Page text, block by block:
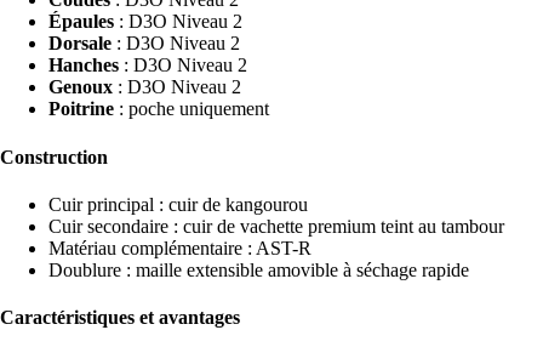
Épaules : D3O Niveau 2
Dorsale : D3O Niveau 2
Hanches : D3O Niveau 2
Genoux : D3O Niveau 2
Poitrine : poche uniquement
Construction
Cuir principal : cuir de kangourou
Cuir secondaire : cuir de vachette premium teint au tambour
Matériau complémentaire : AST-R
Doublure : maille extensible amovible à séchage rapide
Caractéristiques et avantages